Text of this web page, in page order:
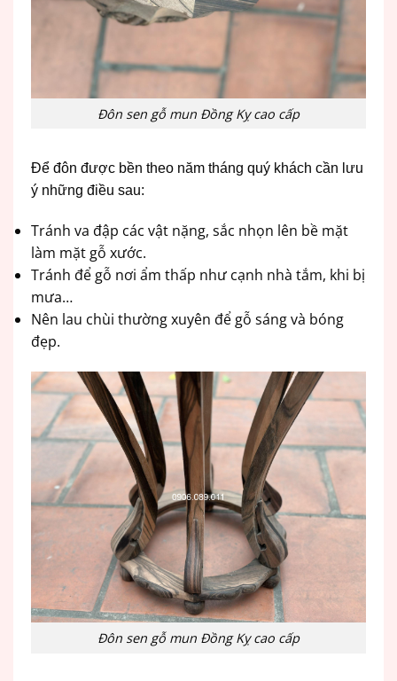
Đôn sen gỗ mun Đồng Kỵ cao cấp
Để đôn được bền theo năm tháng quý khách cần lưu
ý những điều sau:
Tránh va đập các vật nặng, sắc nhọn lên bề mặt
làm mặt gỗ xước.
Tránh để gỗ nơi ẩm thấp như cạnh nhà tắm, khi bị
mưa…
Nên lau chùi thường xuyên để gỗ sáng và bóng
đẹp.
Đôn sen gỗ mun Đồng Kỵ cao cấp